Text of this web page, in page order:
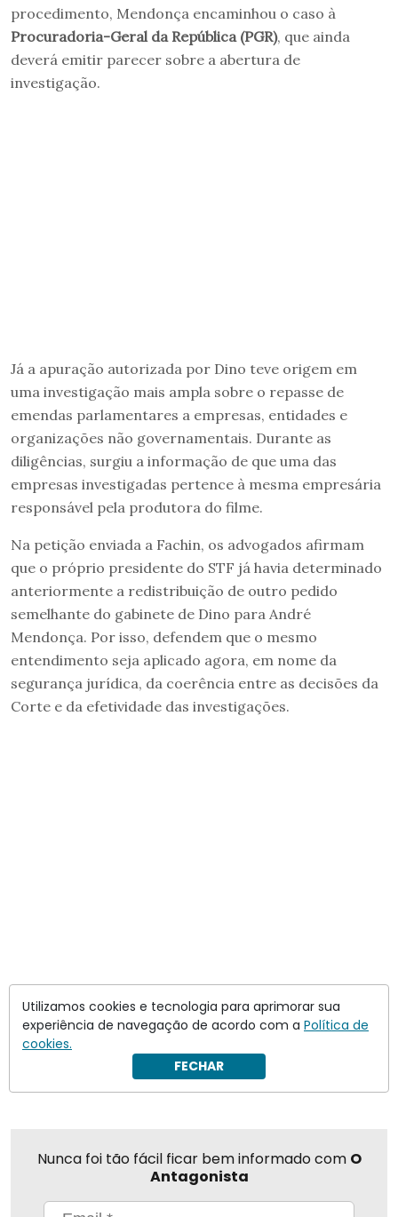
procedimento, Mendonça encaminhou o caso à
Procuradoria-Geral da República (PGR), que ainda
deverá emitir parecer sobre a abertura de
investigação.
Já a apuração autorizada por Dino teve origem em
uma investigação mais ampla sobre o repasse de
emendas parlamentares a empresas, entidades e
organizações não governamentais. Durante as
diligências, surgiu a informação de que uma das
empresas investigadas pertence à mesma empresária
responsável pela produtora do filme.
Na petição enviada a Fachin, os advogados afirmam
que o próprio presidente do STF já havia determinado
anteriormente a redistribuição de outro pedido
semelhante do gabinete de Dino para André
Mendonça. Por isso, defendem que o mesmo
entendimento seja aplicado agora, em nome da
segurança jurídica, da coerência entre as decisões da
Corte e da efetividade das investigações.
Flavio Bolsonaro stf supremo
Compartilhar
Nunca foi tão fácil ficar bem informado com O
Antagonista
Utilizamos cookies e tecnologia para aprimorar sua
experiência de navegação de acordo com a Política de
cookies.
FECHAR